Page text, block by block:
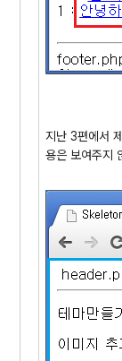
지난 3편에서
용은 보여주지